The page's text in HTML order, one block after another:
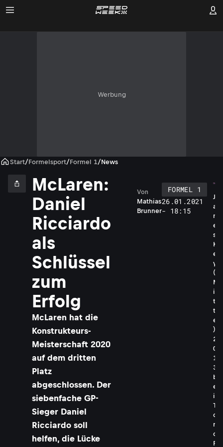
Werbung
Start/Formelsport/Formel 1/News
McLaren:
Daniel
Ricciardo
als
Schlüssel
zum
Erfolg
​McLaren hat die
Konstrukteurs-
Meisterschaft 2020
auf dem dritten
Platz
abgeschlossen. Der
siebenfache GP-
Sieger Daniel
Ricciardo soll
helfen, die Lücke
Mathias
Brunner
Von
FORMEL 1
26.01.2021
- 18:15
J
a
m
e
s
K
e
y
(
M
i
t
t
e
)
2
0
1
3
b
e
i
T
o
r
o
R